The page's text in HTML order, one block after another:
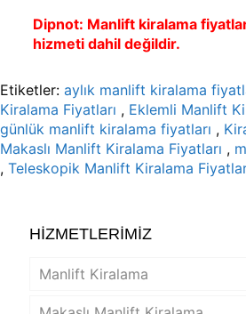
Dipnot: Manlift kiralama
hizmeti dahil değildir.
Etiketler: aylık manlift kiralama
Kiralama Fiyatları , Eklemli Manlift
günlük manlift kiralama fiyatları ,
Makaslı Manlift Kiralama Fiyatları ,
, Teleskopik Manlift Kiralama
HİZMETLERİMİZ
Manlift Kiralama